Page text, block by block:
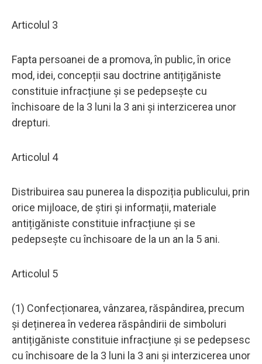
Articolul 3
Fapta persoanei de a promova, în public, în orice
mod, idei, concepții sau doctrine antițigăniste
constituie infracțiune și se pedepsește cu
închisoare de la 3 luni la 3 ani și interzicerea unor
drepturi.
Articolul 4
Distribuirea sau punerea la dispoziția publicului, prin
orice mijloace, de știri și informații, materiale
antițigăniste constituie infracțiune și se
pedepsește cu închisoare de la un an la 5 ani.
Articolul 5
(1) Confecționarea, vânzarea, răspândirea, precum
și deținerea în vederea răspândirii de simboluri
antițigăniste constituie infracțiune și se pedepsesc
cu închisoare de la 3 luni la 3 ani și interzicerea unor